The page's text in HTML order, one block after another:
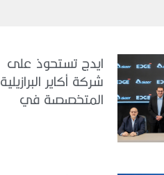
ايدج تستحوذ على
شركة أكاير البرازيلية
المتخصصة في